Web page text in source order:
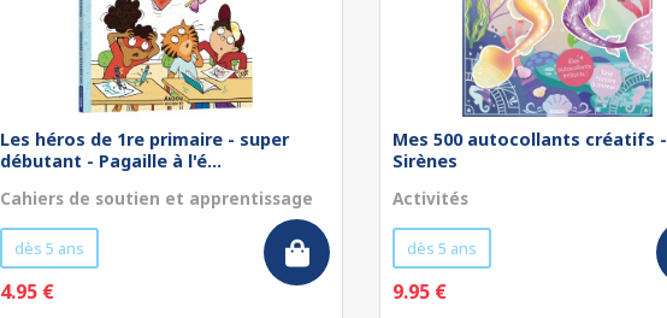
Les héros de 1re primaire - super
débutant - Pagaille à l'é...
Cahiers de soutien et apprentissage
dès 5 ans
4.95 €
Mes 500 autocollants créatifs -
Sirènes
Activités
dès 5 ans
9.95 €